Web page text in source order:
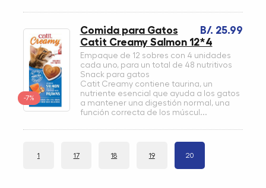
-7%
B/. 25.99
Comida para Gatos
Catit Creamy Salmon 12*4
Empaque de 12 sobres con 4 unidades
cada uno, para un total de 48 nutritivos
Snack para gatos
Catit Creamy contiene taurina, un
nutriente esencial que ayuda a los gatos
a mantener una digestión normal, una
función correcta de los múscul...
1 17 18 19 20